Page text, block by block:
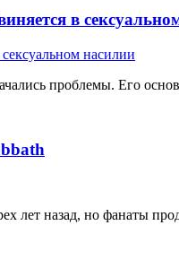
в
проблемы. Его
лет назад, но фанаты